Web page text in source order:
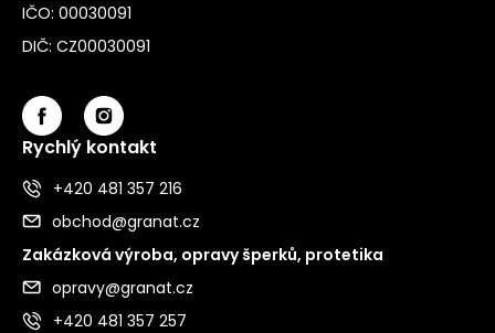
IČO: 00030091
DIČ: CZ00030091
Rychlý kontakt
+420 481 357 216
obchod@granat.cz
Zakázková výroba, opravy šperků, protetika
opravy@granat.cz
+420 481 357 257